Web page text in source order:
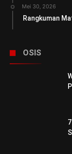
Mei 30, 2026
Rangkuman
OSIS